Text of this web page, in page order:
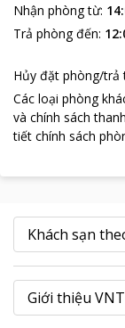
Nhận phòng từ:
Trả phòng đến:
Hủy đặt phòng/trả
Các loại phòng
và chính sách
tiết chính sách